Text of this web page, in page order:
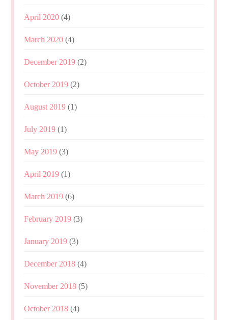
April 2020 (4)
March 2020 (4)
December 2019 (2)
October 2019 (2)
August 2019 (1)
July 2019 (1)
May 2019 (3)
April 2019 (1)
March 2019 (6)
February 2019 (3)
January 2019 (3)
December 2018 (4)
November 2018 (5)
October 2018 (4)